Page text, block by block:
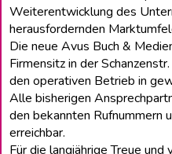
Weiterentwicklung des
herausfordernden
Die neue Avus Buch &
Firmensitz in der
den operativen Betrieb in
Alle bisherigen
den bekannten Rufnummern
erreichbar.
Für die langiährige Treue und